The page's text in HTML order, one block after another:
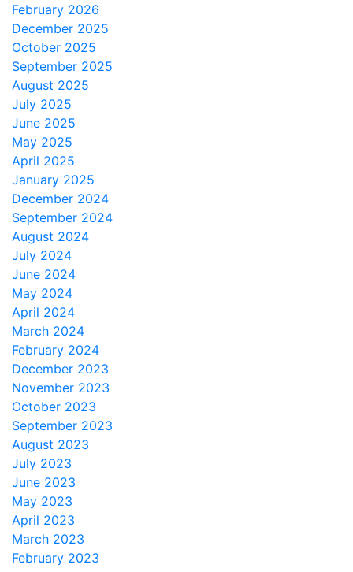
February 2026
December 2025
October 2025
September 2025
August 2025
July 2025
June 2025
May 2025
April 2025
January 2025
December 2024
September 2024
August 2024
July 2024
June 2024
May 2024
April 2024
March 2024
February 2024
December 2023
November 2023
October 2023
September 2023
August 2023
July 2023
June 2023
May 2023
April 2023
March 2023
February 2023